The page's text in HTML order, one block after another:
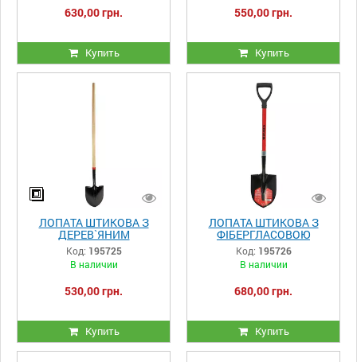
630,00 грн.
Купить
550,00 грн.
Купить
ЛОПАТА ШТИКОВА З
ДЕРЕВ`ЯНИМ
ДЕРЖАКОМ
290×220×1470 ММ
VITALS MASTER
Код: 195725
В наличии
530,00 грн.
Купить
ЛОПАТА ШТИКОВА З
ФІБЕРГЛАСОВОЮ
РУЧКОЮ 290×220×1020
ММ VITALS MASTER
Код: 195726
В наличии
680,00 грн.
Купить